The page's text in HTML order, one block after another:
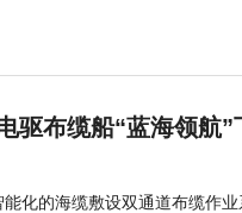
驱布缆船“蓝海领航”
化的海缆敷设双通道布缆作